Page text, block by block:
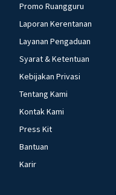
Promo Ruangguru
Laporan Kerentanan
Layanan Pengaduan
Syarat & Ketentuan
Kebijakan Privasi
Tentang Kami
Kontak Kami
Press Kit
Bantuan
Karir